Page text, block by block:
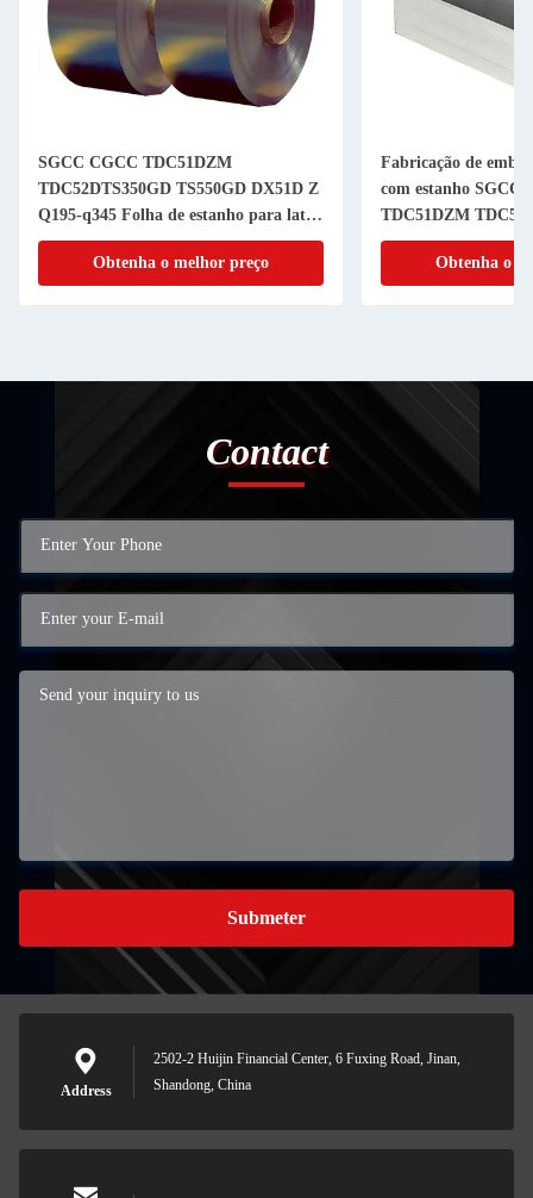
SGCC CGCC TDC51DZM
TDC52DTS350GD TS550GD DX51D Z
Q195-q345 Folha de estanho para latas
de estanho de qualidade superior e
desempenhoObtenha o melhor preço
Fabricação de
com estanho SGCC
TDC51DZM
TS550GD DX51D Z
Obtenha o
Contact
Submeter
Address
2502-2 Huijin Financial Center, 6 Fuxing Road, Jinan,
Shandong, China